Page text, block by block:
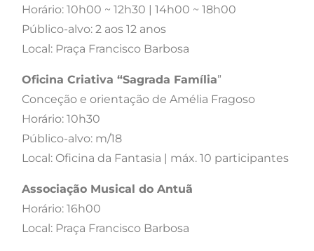
Horário: 10h00 ~ 12h30 | 14h00 ~ 18h00
Público-alvo: 2 aos 12 anos
Local: Praça Francisco Barbosa
Oficina Criativa “Sagrada Família”
Conceção e orientação de Amélia Fragoso
Horário: 10h30
Público-alvo: m/18
Local: Oficina da Fantasia | máx. 10 participantes
Associação Musical do Antuã
Horário: 16h00
Local: Praça Francisco Barbosa